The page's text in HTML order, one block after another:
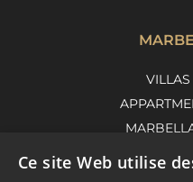
Ce site Web utilise